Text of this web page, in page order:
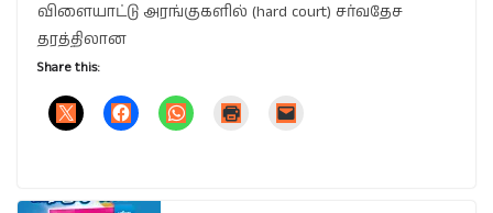
விளையாட்டு அரங்குகளில் (hard court) சர்வதேச
தரத்திலான
Share this: